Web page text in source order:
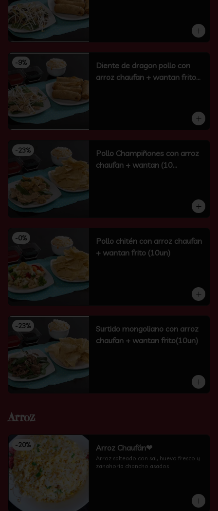
-9%
Diente de dragon pollo con
arroz chaufan + wantan frito
-23%
Pollo Champiñones con arroz
chaufan + wantan (10
-0%
Pollo chitén con arroz chaufan
+ wantan frito (10un)
-23%
Surtido mongoliano con arroz
chaufan + wantan frito(10un)
Arroz
-20% Arroz Chaufán❤
Arroz salteado con sal, huevo fresco y
zanahoria chancho asados